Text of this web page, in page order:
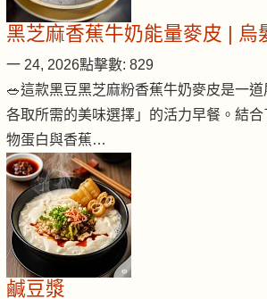
黑芝麻香蕉牛奶能量麥皮 | 烏
一 24, 2026點擊數: 829
🥗這款黑豆黑芝麻粉香蕉牛奶麥皮是一
各取所需的美味選擇」的活力早餐。結
物蛋白與香蕉…
鹹豆漿